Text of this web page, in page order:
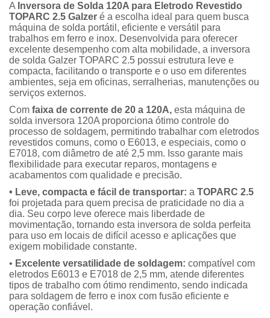
A Inversora de Solda 120A para Eletrodo Revestido
TOPARC 2.5 Galzer é a escolha ideal para quem busca
máquina de solda portátil, eficiente e versátil para
trabalhos em ferro e inox. Desenvolvida para oferecer
excelente desempenho com alta mobilidade, a inversora
de solda Galzer TOPARC 2.5 possui estrutura leve e
compacta, facilitando o transporte e o uso em diferentes
ambientes, seja em oficinas, serralherias, manutenções ou
serviços externos.
Com faixa de corrente de 20 a 120A, esta máquina de
solda inversora 120A proporciona ótimo controle do
processo de soldagem, permitindo trabalhar com eletrodos
revestidos comuns, como o E6013, e especiais, como o
E7018, com diâmetro de até 2,5 mm. Isso garante mais
flexibilidade para executar reparos, montagens e
acabamentos com qualidade e precisão.
• Leve, compacta e fácil de transportar: a TOPARC 2.5
foi projetada para quem precisa de praticidade no dia a
dia. Seu corpo leve oferece mais liberdade de
movimentação, tornando esta inversora de solda perfeita
para uso em locais de difícil acesso e aplicações que
exigem mobilidade constante.
• Excelente versatilidade de soldagem: compatível com
eletrodos E6013 e E7018 de 2,5 mm, atende diferentes
tipos de trabalho com ótimo rendimento, sendo indicada
para soldagem de ferro e inox com fusão eficiente e
operação confiável.